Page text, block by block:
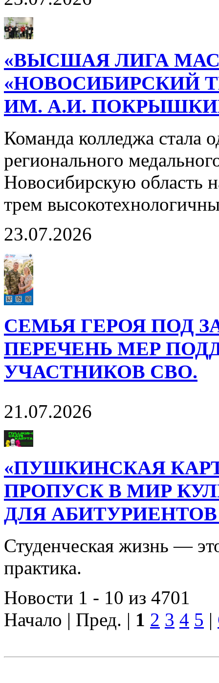
«ВЫСШАЯ ЛИГА
«НОВОСИБИРСКИЙ
ИМ. А.И.
Команда колледжа стала
регионального
Новосибирскую область
трем
23.07.2026
СЕМЬЯ ГЕРОЯ ПОД
ПЕРЕЧЕНЬ МЕР
УЧАСТНИКОВ СВО.
21.07.2026
«ПУШКИНСКАЯ
ПРОПУСК В МИР
ДЛЯ
Студенческая жизнь —
практика.
Новости 1 - 10 из 4701
Начало | Пред. | 1 2 3 4 5 |